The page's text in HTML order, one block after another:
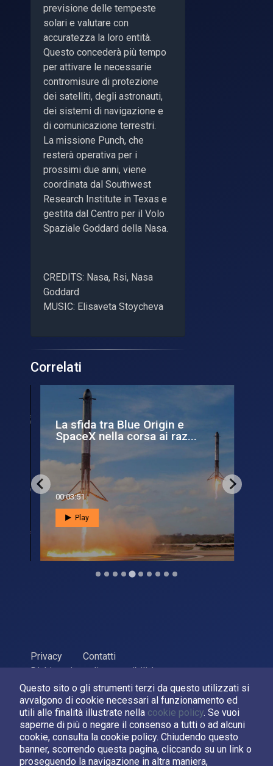
Questo sito o gli strumenti terzi da questo utilizzati si
avvalgono di cookie necessari al funzionamento ed
utili alle finalità illustrate nella cookie policy. Se vuoi
saperne di più o negare il consenso a tutti o ad alcuni
cookie, consulta la cookie policy. Chiudendo questo
banner, scorrendo questa pagina, cliccando su un link o
proseguendo la navigazione in altra maniera,
previsione delle tempeste
solari e valutare con
accuratezza la loro entità.
Questo concederà più tempo
per attivare le necessarie
contromisure di protezione
dei satelliti, degli astronauti,
dei sistemi di navigazione e
di comunicazione terrestri.
La missione Punch, che
resterà operativa per i
prossimi due anni, viene
coordinata dal Southwest
Research Institute in Texas e
gestita dal Centro per il Volo
Spaziale Goddard della Nasa.
CREDITS: Nasa, Rsi, Nasa
Goddard
MUSIC: Elisaveta Stoycheva
Correlati
La sfida tra Blue Origin e
SpaceX nella corsa ai raz...
00:03:51
Play
Privacy
Contatti
Dichiarazione di accessibilità
ASI Agenzia Spaziale Italiana, 2026. P.Iva 03638121008
Sviluppato daLPM
Seguici su: